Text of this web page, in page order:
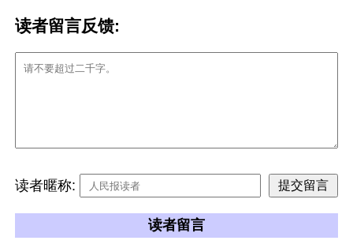
读者留言反馈:
读者暱称:
读者留言